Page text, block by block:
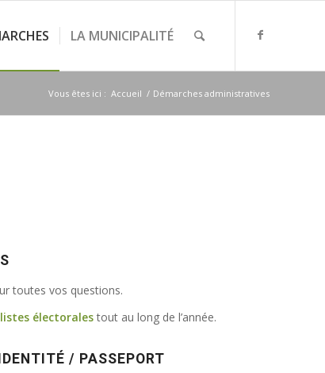
LA MUNICIPALITÉ
Vous êtes ici : Accueil / Démarches administratives
toutes vos questions.
électoralestout au long de l’année.
/ PASSEPORT